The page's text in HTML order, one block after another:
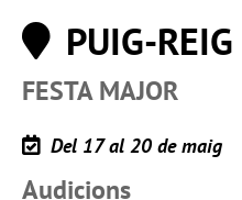
PUIG-REIG
FESTA MAJOR
Del 17 al 20 de maig
Audicions